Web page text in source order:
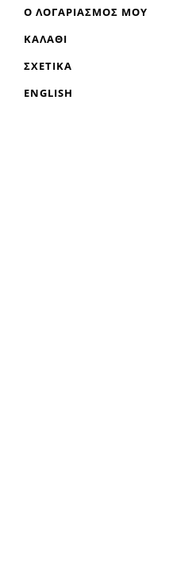
Ο ΛΟΓΑΡΙΑΣΜΌΣ ΜΟΥ
ΚΑΛΆΘΙ
ΣΧΕΤΙΚΆ
ENGLISH